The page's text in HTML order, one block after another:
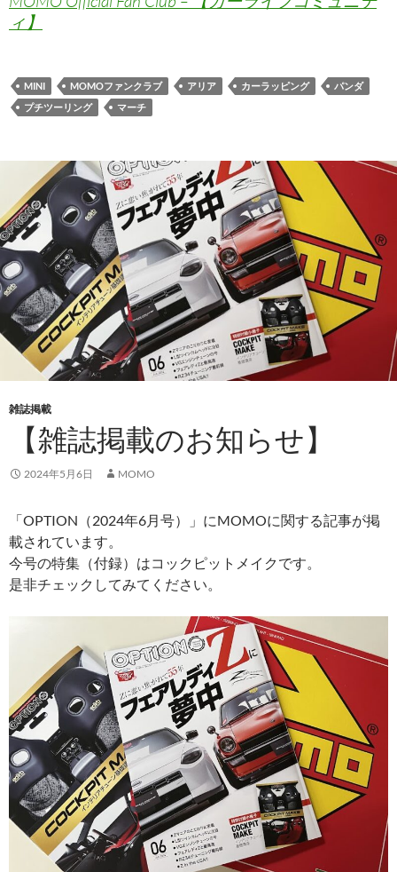
ィ】
MINI MOMOファンクラブ アリア カーラッピング
パンダ
プチツーリング
マーチ
雑誌掲載
【雑誌掲載のお知らせ】
2024年5月6日 MOMO
「OPTION（2024年6月号）」にMOMOに関する記事が掲
載されています。
今号の特集（付録）はコックピットメイクです。
是非チェックしてみてください。